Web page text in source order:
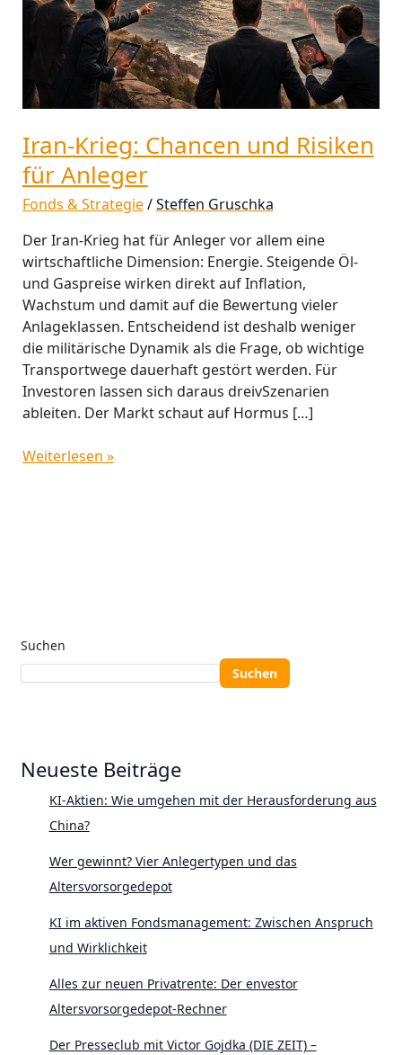
Iran-Krieg: Chancen und Risiken
für Anleger
Fonds & Strategie/Steffen Gruschka
Der Iran-Krieg hat für Anleger vor allem eine
wirtschaftliche Dimension: Energie. Steigende Öl-
und Gaspreise wirken direkt auf Inflation,
Wachstum und damit auf die Bewertung vieler
Anlageklassen. Entscheidend ist deshalb weniger
die militärische Dynamik als die Frage, ob wichtige
Transportwege dauerhaft gestört werden. Für
Investoren lassen sich daraus dreivSzenarien
ableiten. Der Markt schaut auf Hormus […]
Anleger
Weiterlesen »
Suchen
Suchen
Neueste Beiträge
KI-Aktien: Wie umgehen mit der Herausforderung aus
China?
Wer gewinnt? Vier Anlegertypen und das
Altersvorsorgedepot
KI im aktiven Fondsmanagement: Zwischen Anspruch
und Wirklichkeit
Alles zur neuen Privatrente: Der envestor
Altersvorsorgedepot-Rechner
Der Presseclub mit Victor Gojdka (DIE ZEIT) –